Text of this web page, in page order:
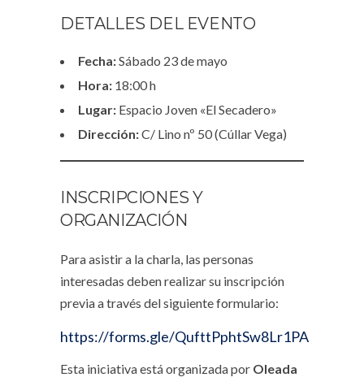
DETALLES DEL EVENTO
Fecha:Sábado 23 de mayo
Hora: 18:00 h
Lugar: Espacio Joven «El Secadero»
Dirección:C/ Lino nº 50 (Cúllar Vega)
INSCRIPCIONES Y
ORGANIZACIÓN
Para asistir a la charla, las personas
interesadas deben realizar su inscripción
previa a través del siguiente formulario:
https://forms.gle/QufttPphtSw8Lr1PA
Esta iniciativa está organizada por Oleada